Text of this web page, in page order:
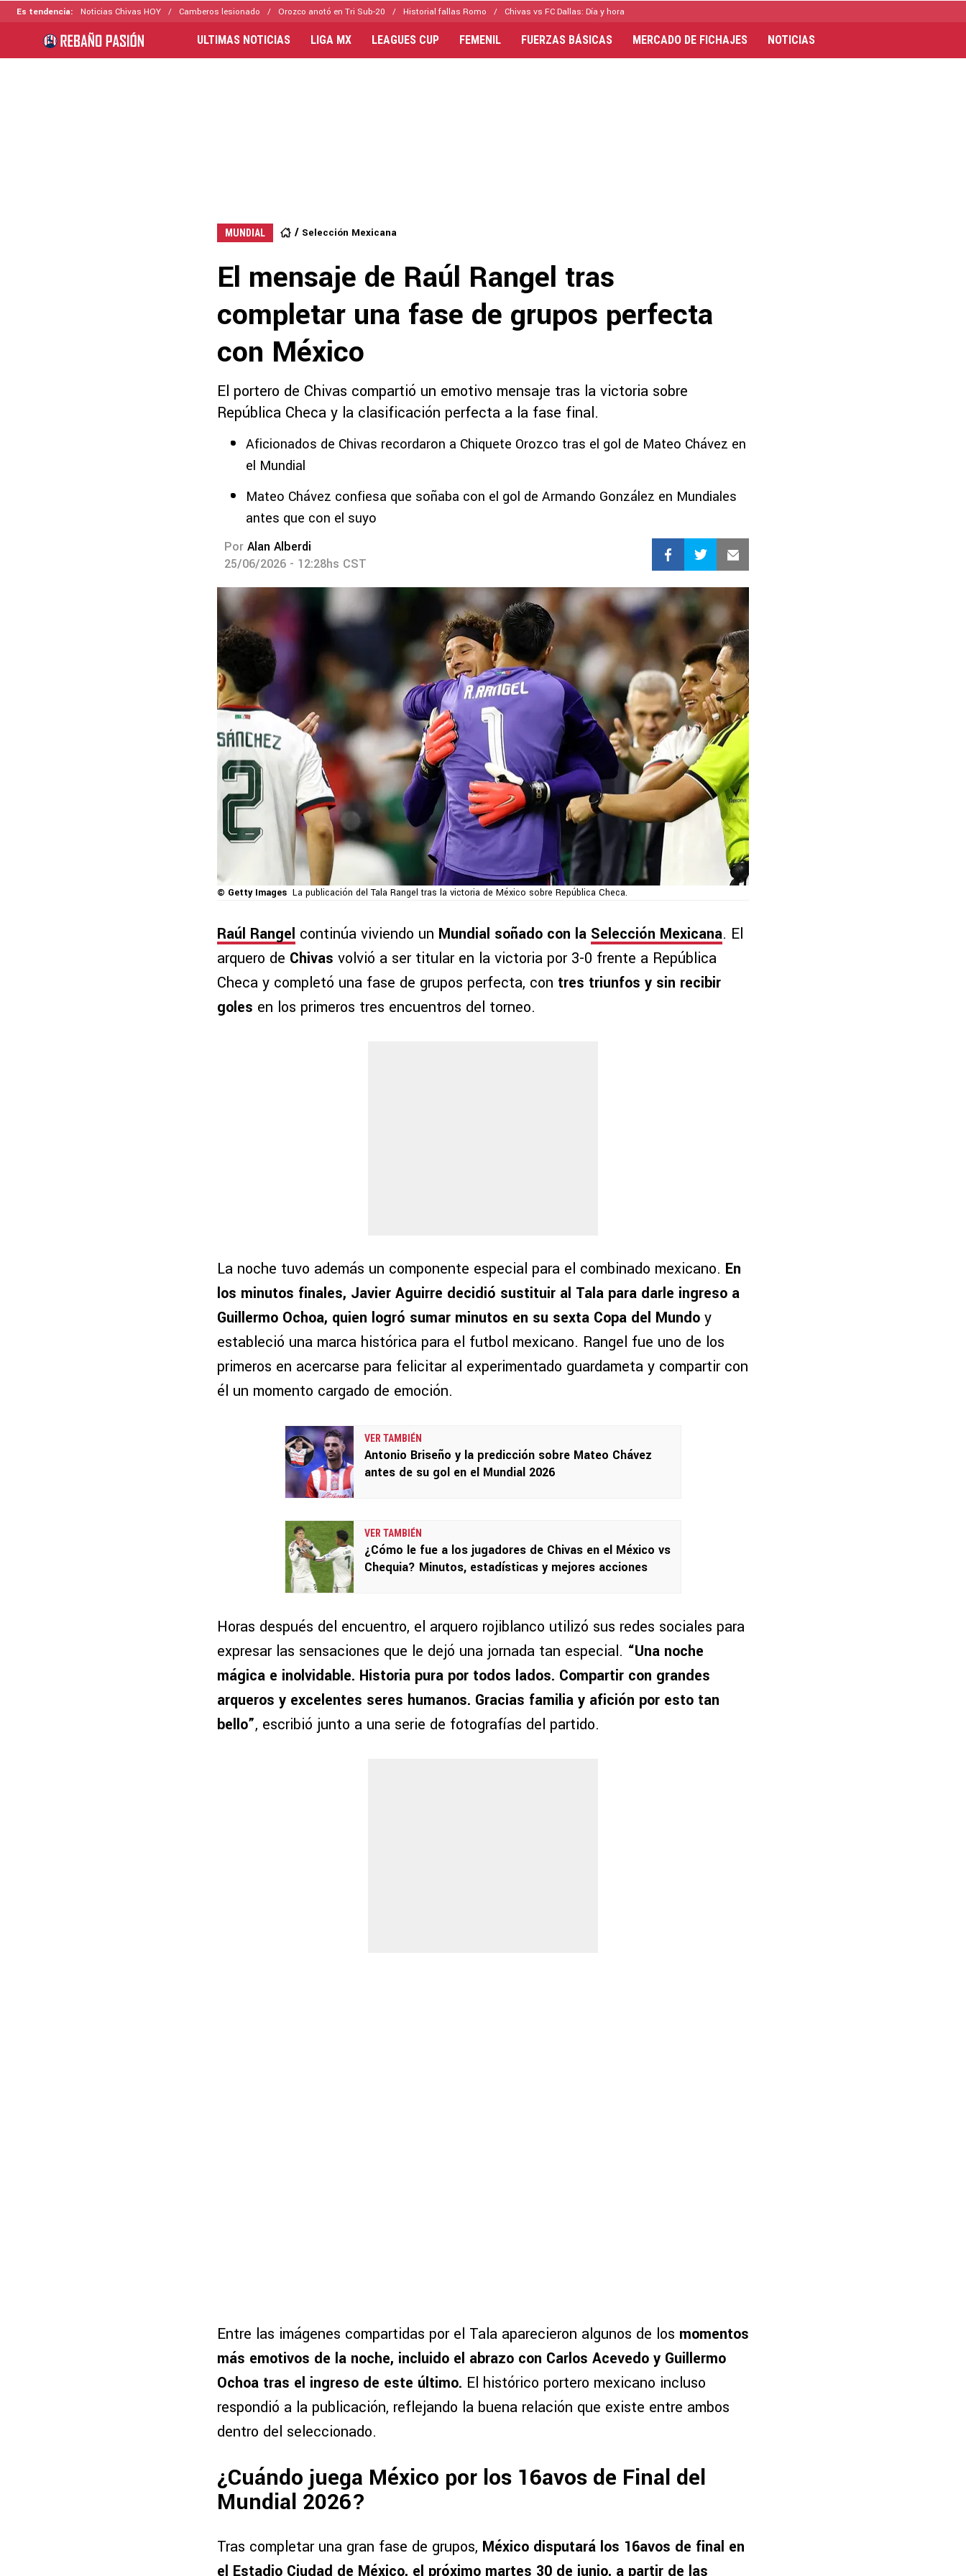
Es tendencia: Noticias Chivas HOY Camberos lesionado Orozco anotó en Tri Sub-20 Historial fallas Romo Chivas vs FC Dallas: Día y hora
ULTIMAS NOTICIAS LIGA MX LEAGUES CUP FEMENIL FUERZAS BÁSICAS MERCADO DE FICHAJES NOTICIAS
MUNDIAL Selección Mexicana
El mensaje de Raúl Rangel tras
completar una fase de grupos perfecta
con México
El portero de Chivas compartió un emotivo mensaje tras la victoria sobre
República Checa y la clasificación perfecta a la fase final.
Aficionados de Chivas recordaron a Chiquete Orozco tras el gol de Mateo Chávez en
el Mundial
Mateo Chávez confiesa que soñaba con el gol de Armando González en Mundiales
antes que con el suyo
Por Alan Alberdi
25/06/2026 - 12:28hs CST
© Getty Images La publicación del Tala Rangel tras la victoria de México sobre República Checa.
Raúl Rangel continúa viviendo un Mundial soñado con la Selección Mexicana. El
arquero de Chivas volvió a ser titular en la victoria por 3-0 frente a República
Checa y completó una fase de grupos perfecta, con tres triunfos y sin recibir
goles en los primeros tres encuentros del torneo.
La noche tuvo además un componente especial para el combinado mexicano. En
los minutos finales, Javier Aguirre decidió sustituir al Tala para darle ingreso a
Guillermo Ochoa, quien logró sumar minutos en su sexta Copa del Mundo y
estableció una marca histórica para el futbol mexicano. Rangel fue uno de los
primeros en acercarse para felicitar al experimentado guardameta y compartir con
él un momento cargado de emoción.
VER TAMBIÉN
Antonio Briseño y la predicción sobre Mateo Chávez
antes de su gol en el Mundial 2026
VER TAMBIÉN
¿Cómo le fue a los jugadores de Chivas en el México vs
Chequia? Minutos, estadísticas y mejores acciones
Horas después del encuentro, el arquero rojiblanco utilizó sus redes sociales para
expresar las sensaciones que le dejó una jornada tan especial. “Una noche
mágica e inolvidable. Historia pura por todos lados. Compartir con grandes
arqueros y excelentes seres humanos. Gracias familia y afición por esto tan
bello”, escribió junto a una serie de fotografías del partido.
Entre las imágenes compartidas por el Tala aparecieron algunos de los momentos
más emotivos de la noche, incluido el abrazo con Carlos Acevedo y Guillermo
Ochoa tras el ingreso de este último. El histórico portero mexicano incluso
respondió a la publicación, reflejando la buena relación que existe entre ambos
dentro del seleccionado.
¿Cuándo juega México por los 16avos de Final del
Mundial 2026?
Tras completar una gran fase de grupos, México disputará los 16avos de final en
el Estadio Ciudad de México, el próximo martes 30 de junio, a partir de las